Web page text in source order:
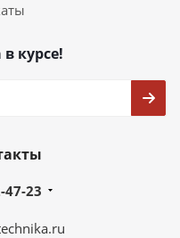
в курсе!
47-23